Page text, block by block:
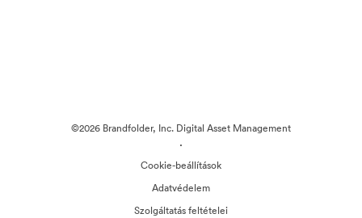
©2026 Brandfolder, Inc. Digital Asset Management
·
Cookie-beállítások
Adatvédelem
Szolgáltatás feltételei